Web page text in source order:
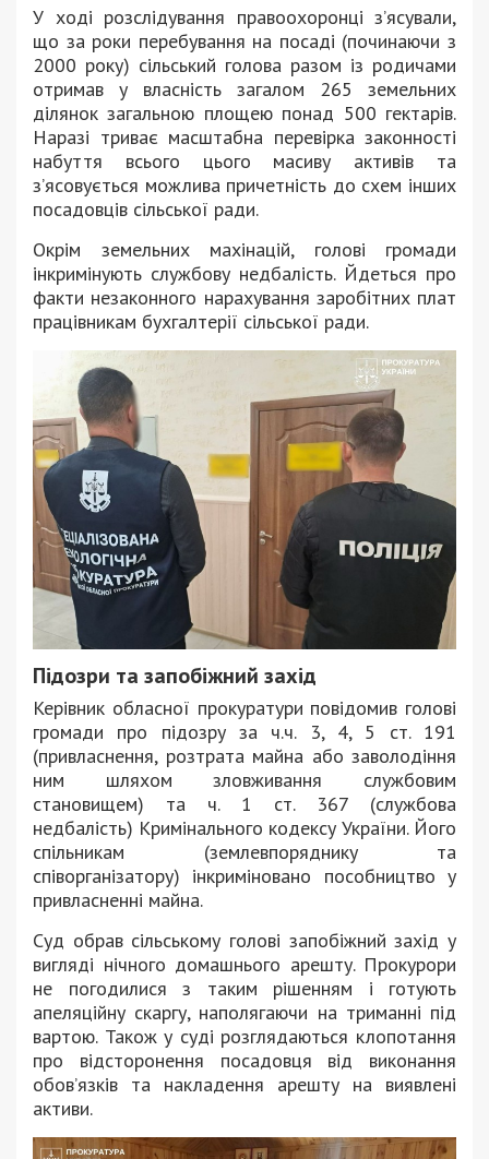
У ході розслідування правоохоронці з’ясували,
що за роки перебування на посаді (починаючи з
2000 року) сільський голова разом із родичами
отримав у власність загалом 265 земельних
ділянок загальною площею понад 500 гектарів.
Наразі триває масштабна перевірка законності
набуття всього цього масиву активів та
з’ясовується можлива причетність до схем інших
посадовців сільської ради.
Окрім земельних махінацій, голові громади
інкримінують службову недбалість. Йдеться про
факти незаконного нарахування заробітних плат
працівникам бухгалтерії сільської ради.
Підозри та запобіжний захід
Керівник обласної прокуратури повідомив голові
громади про підозру за ч.ч. 3, 4, 5 ст. 191
(привласнення, розтрата майна або заволодіння
ним шляхом зловживання службовим
становищем) та ч. 1 ст. 367 (службова
недбалість) Кримінального кодексу України. Його
спільникам (землевпоряднику та
співорганізатору) інкриміновано пособництво у
привласненні майна.
Суд обрав сільському голові запобіжний захід у
вигляді нічного домашнього арешту. Прокурори
не погодилися з таким рішенням і готують
апеляційну скаргу, наполягаючи на триманні під
вартою. Також у суді розглядаються клопотання
про відсторонення посадовця від виконання
обов’язків та накладення арешту на виявлені
активи.